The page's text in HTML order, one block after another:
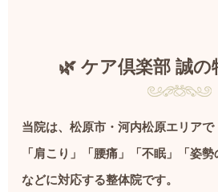
🌿 ケア倶楽部 誠の
当院は、松原市・河内松原エリアで
「肩こり」「腰痛」「不眠」「姿勢
などに対応する整体院です。